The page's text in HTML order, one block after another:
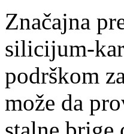
Značajna
silicijum-
podrškom
može da